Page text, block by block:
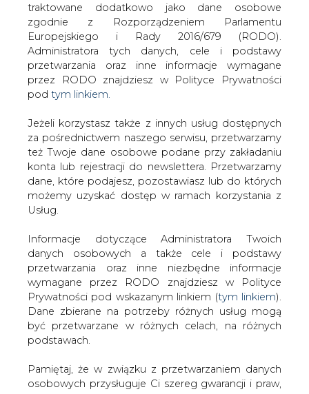
WŁĄCZ CIRE.TV
traktowane dodatkowo jako dane osobowe
zgodnie z Rozporządzeniem Parlamentu
Europejskiego i Rady 2016/679 (RODO).
Administratora tych danych, cele i podstawy
przetwarzania oraz inne informacje wymagane
przez RODO znajdziesz w Polityce Prywatności
pod tym linkiem.
Jeżeli korzystasz także z innych usług dostępnych
za pośrednictwem naszego serwisu, przetwarzamy
też Twoje dane osobowe podane przy zakładaniu
konta lub rejestracji do newslettera. Przetwarzamy
dane, które podajesz, pozostawiasz lub do których
możemy uzyskać dostęp w ramach korzystania z
Usług.
Informacje dotyczące Administratora Twoich
danych osobowych a także cele i podstawy
przetwarzania oraz inne niezbędne informacje
wymagane przez RODO znajdziesz w Polityce
Prywatności pod wskazanym linkiem (tym linkiem).
Dane zbierane na potrzeby różnych usług mogą
być przetwarzane w różnych celach, na różnych
podstawach.
Pamiętaj, że w związku z przetwarzaniem danych
osobowych przysługuje Ci szereg gwarancji i praw,
Strona główna
SERWIS INFORMACYJNY CIRE
/ Węgry. Uwolnienie cen
2003-01-06 00:00
skomentuj
udostępnij:
Węgry. Uwolnienie cen